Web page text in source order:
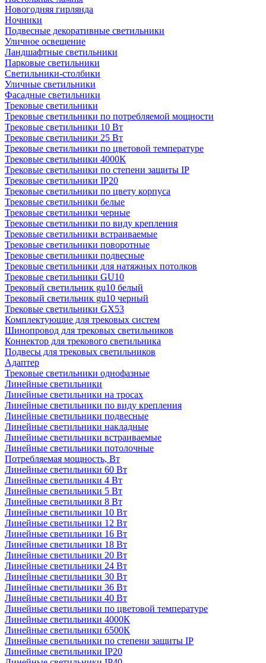
Новогодняя гирлянда
Ночники
Подвесные декоративные светильники
Уличное освещение
Ландшафтные светильники
Парковые светильники
Светильники-столбики
Уличные светильники
Фасадные светильники
Трековые светильники
Трековые светильники по потребляемой мощности
Трековые светильники 10 Вт
Трековые светильники 25 Вт
Трековые светильники по цветовой температуре
Трековые светильники 4000К
Трековые светильники по степени защиты IP
Трековые светильники IP20
Трековые светильники по цвету корпуса
Трековые светильники белые
Трековые светильники черные
Трековые светильники по виду крепления
Трековые светильники встраиваемые
Трековые светильники поворотные
Трековые светильники подвесные
Трековые светильники для натяжных потолков
Трековые светильники GU10
Трековый светильник gu10 белый
Трековый светильник gu10 черный
Трековые светильники GX53
Комплектующие для трековых систем
Шинопровод для трековых светильников
Коннектор для трекового светильника
Подвесы для трековых светильников
Адаптер
Трековые светильники однофазные
Линейные светильники
Линейные светильники на тросах
Линейные светильники по виду крепления
Линейные светильники подвесные
Линейные светильники накладные
Линейные светильники встраиваемые
Линейные светильники потолочные
Потребляемая мощность, Вт
Линейные светильники 60 Вт
Линейные светильники 4 Вт
Линейные светильники 5 Вт
Линейные светильники 8 Вт
Линейные светильники 10 Вт
Линейные светильники 12 Вт
Линейные светильники 16 Вт
Линейные светильники 18 Вт
Линейные светильники 20 Вт
Линейные светильники 24 Вт
Линейные светильники 30 Вт
Линейные светильники 36 Вт
Линейные светильники 40 Вт
Линейные светильники по цветовой температуре
Линейные светильники 4000К
Линейные светильники 6500К
Линейные светильники по степени защиты IP
Линейные светильники IP20